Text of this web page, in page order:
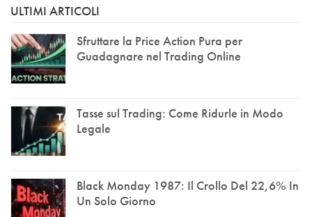
ULTIMI ARTICOLI
Sfruttare la Price Action Pura per
Guadagnare nel Trading Online
Tasse sul Trading: Come Ridurle in Modo
Legale
Black Monday 1987: Il Crollo Del 22,6% In
Un Solo Giorno